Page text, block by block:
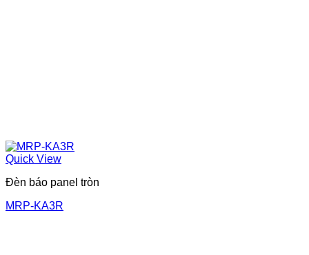
Quick View
Đèn báo panel tròn
MRP-KA3R